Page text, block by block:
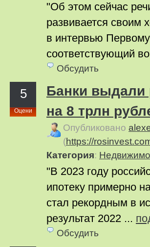
"Об этом сейчас
развивается своим
в интервью
соответствующий
Обсудить
5
Оцени
Банки выдали
на 8 трлн
Опубликовано
(https://
Категория:
"В 2023 году
ипотеку примерно
стал рекордным в
результат 2022 ...
Обсудить